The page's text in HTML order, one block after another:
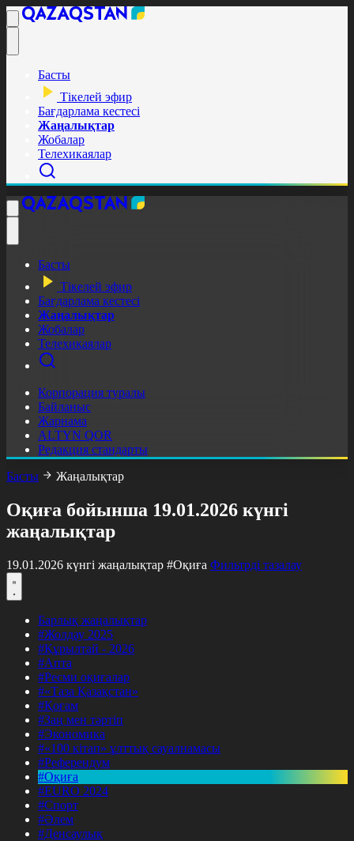
Басты
Тікелей эфир
Бағдарлама кестесі
Жаңалықтар
Жобалар
Телехикаялар
Басты
Тікелей эфир
Бағдарлама кестесі
Жаңалықтар
Жобалар
Телехикаялар
Корпорация туралы
Байланыс
Жарнама
ALTYN QOR
Редакция стандарты
Басты
Жаңалықтар
Оқиға бойынша 19.01.2026 күнгі
жаңалықтар
19.01.2026 күнгі жаңалықтар #Оқиға Фильтрді тазалау
Барлық жаңалықтар
#Жолдау 2025
#Құрылтай - 2026
#Апта
#Ресми оқиғалар
#«Таза Қазақстан»
#Қоғам
#Заң мен тәртіп
#Экономика
#«100 кітап» ұлттық сауалнамасы
#Референдум
#Оқиға
#EURO 2024
#Спорт
#Әлем
#Денсаулық